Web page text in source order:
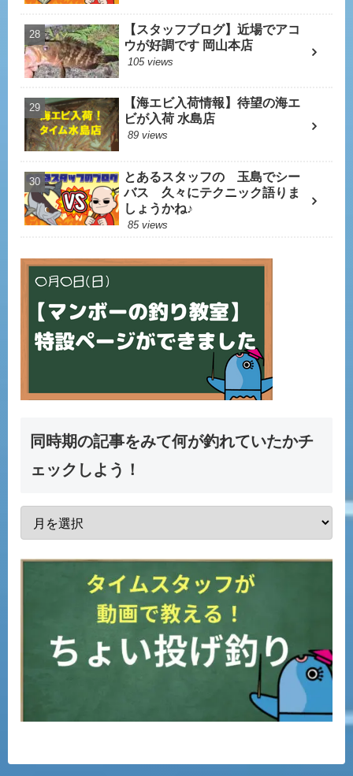
【スタッフブログ】近場でアコ
ウが好調です 岡山本店
105 views
【海エビ入荷情報】待望の海エ
ビが入荷 水島店
89 views
とあるスタッフの 玉島でシー
バス 久々にテクニック語りま
しょうかね♪
85 views
同時期の記事をみて何が釣れていたかチ
ェックしよう！